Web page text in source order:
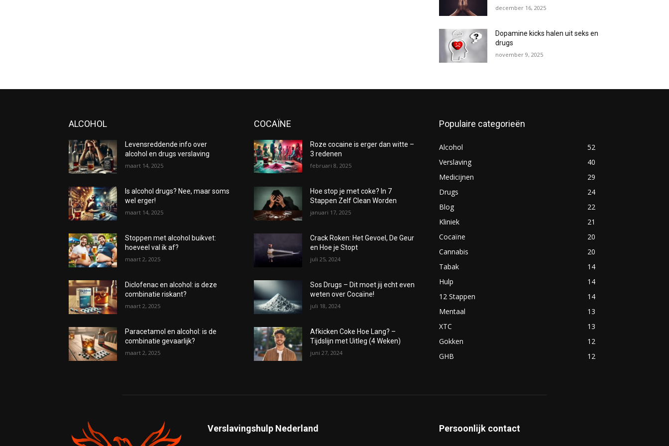
december 16, 2025
Dopamine kicks halen uit seks en
drugs
november 9, 2025
ALCOHOL
Levensreddende info over
alcohol en drugs verslaving
maart 14, 2025
Is alcohol drugs? Nee, maar soms
wel erger!
maart 14, 2025
Stoppen met alcohol buikvet:
hoeveel val ik af?
maart 2, 2025
Diclofenac en alcohol: is deze
combinatie riskant?
maart 2, 2025
Paracetamol en alcohol: is de
combinatie gevaarlijk?
maart 2, 2025
COCAÏNE
Roze cocaine is erger dan witte –
3 redenen
februari 8, 2025
Hoe stop je met coke? In 7
Stappen Zelf Clean Worden
januari 17, 2025
Crack Roken: Het Gevoel, De Geur
en Hoe je Stopt
juli 25, 2024
Sos Drugs – Dit moet jij echt even
weten over Cocaïne!
juli 18, 2024
Afkicken Coke Hoe Lang? –
Tijdslijn met Uitleg (4 Weken)
juni 27, 2024
Populaire categorieën
Alcohol
52
Verslaving
40
Medicijnen
29
Drugs
24
Blog
22
Kliniek
21
Cocaïne
20
Cannabis
20
Tabak
14
Hulp
14
12 Stappen
14
Mentaal
13
XTC
13
Gokken
12
GHB
12
Verslavingshulp Nederland Persoonlijk contact